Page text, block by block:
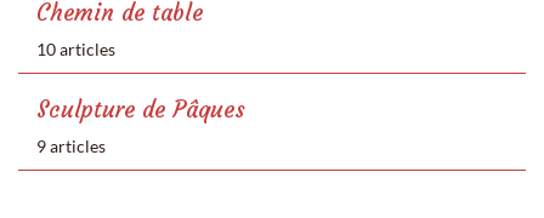
Chemin de table
10 articles
Sculpture de Pâques
9 articles